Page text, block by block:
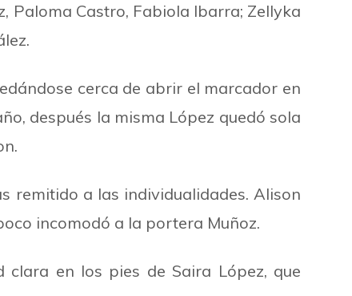
Paloma Castro, Fabiola Ibarra; Zellyka
cerca de abrir el marcador en
después la misma López quedó sola
remitido a las individualidades. Alison
incomodó a la portera Muñoz.
en los pies de Saira López, que